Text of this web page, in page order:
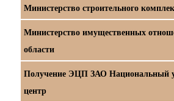
Министерство строительного
Министерство имущественных
области
Получение ЭЦП ЗАО Национальный
центр